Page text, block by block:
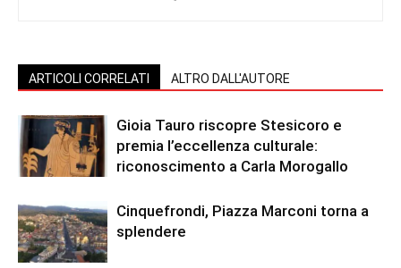
ARTICOLI CORRELATI ALTRO DALL'AUTORE
Gioia Tauro riscopre Stesicoro e
premia l’eccellenza culturale:
riconoscimento a Carla Morogallo
Cinquefrondi, Piazza Marconi torna a
splendere